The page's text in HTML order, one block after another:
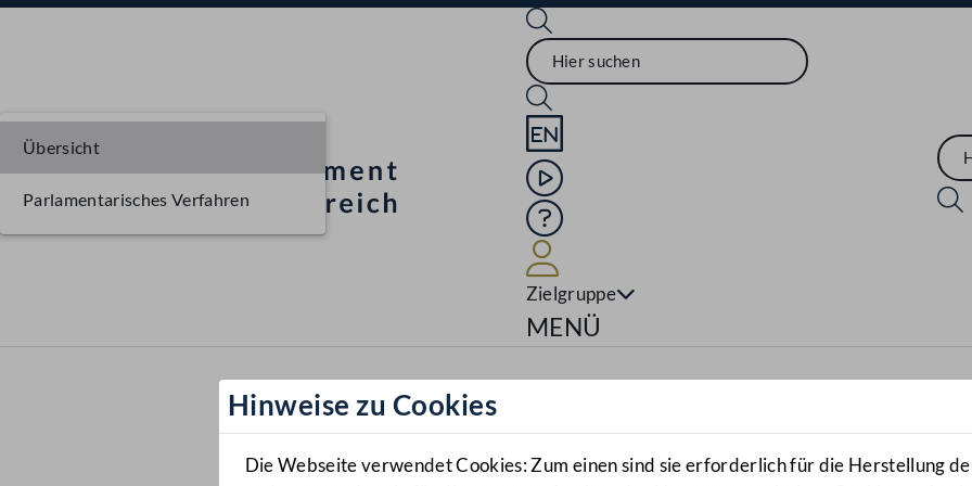
Sprache English
Mediathek
Hilfe
Zielgruppe
Navigationsmenü öffnen
MENÜ
Hinweise zu Cookies
Die Webseite verwendet Cookies: Zum einen sind sie erforderlich für die Herstellung
Übersicht
Parlamentarisches Verfahren